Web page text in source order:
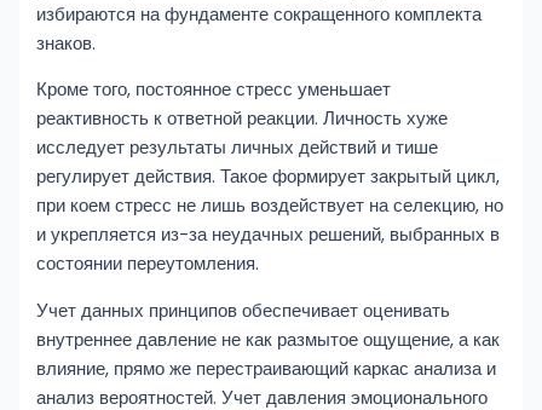
избираются на фундаменте сокращенного комплекта
знаков.
Кроме того, постоянное стресс уменьшает
реактивность к ответной реакции. Личность хуже
исследует результаты личных действий и тише
регулирует действия. Такое формирует закрытый цикл,
при коем стресс не лишь воздействует на селекцию, но
и укрепляется из-за неудачных решений, выбранных в
состоянии переутомления.
Учет данных принципов обеспечивает оценивать
внутреннее давление не как размытое ощущение, а как
влияние, прямо же перестраивающий каркас анализа и
анализ вероятностей. Учет давления эмоционального